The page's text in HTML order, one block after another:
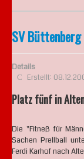
SV
Details
Erstellt:
Platz fünf in
Die "Fitneß für
Sachen Prellball
Ferdi Karhof nach